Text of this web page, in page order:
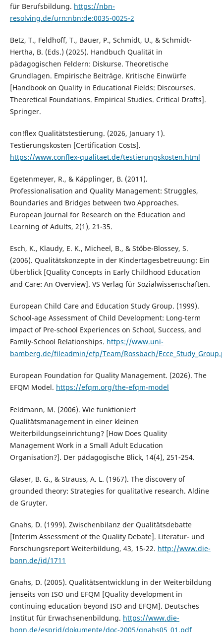
für Berufsbildung. https://nbn-
resolving.de/urn:nbn:de:0035-0025-2
Betz, T., Feldhoff, T., Bauer, P., Schmidt, U., & Schmidt-
Hertha, B. (Eds.) (2025). Handbuch Qualität in
pädagogischen Feldern: Diskurse. Theoretische
Grundlagen. Empirische Beiträge. Kritische Einwürfe
[Handbook on Quality in Educational Fields: Discourses.
Theoretical Foundations. Empirical Studies. Critical Drafts].
Springer.
con!flex Qualitätstestierung. (2026, January 1).
Testierungskosten [Certification Costs].
https://www.conflex-qualitaet.de/testierungskosten.html
Egetenmeyer, R., & Käpplinger, B. (2011).
Professionalisation and Quality Management: Struggles,
Boundaries and Bridges between two Approaches.
European Journal for Research on the Education and
Learning of Adults, 2(1), 21-35.
Esch, K., Klaudy, E. K., Micheel, B., & Stöbe-Blossey, S.
(2006). Qualitätskonzepte in der Kindertagesbetreuung: Ein
Überblick [Quality Concepts in Early Childhood Education
and Care: An Overview]. VS Verlag für Sozialwissenschaften.
European Child Care and Education Study Group. (1999).
School-age Assessment of Child Development: Long-term
impact of Pre-school Experiences on School, Success, and
Family-School Relationships. https://www.uni-
bamberg.de/fileadmin/efp/Team/Rossbach/
European Foundation for Quality Management. (2026). The
EFQM Model. https://efqm.org/the-efqm-model
Feldmann, M. (2006). Wie funktioniert
Qualitätsmanagement in einer kleinen
Weiterbildungseinrichtung? [How Does Quality
Management Work in a Small Adult Education
Organisation?]. Der pädagogische Blick, 14(4), 251-254.
Glaser, B. G., & Strauss, A. L. (1967). The discovery of
grounded theory: Strategies for qualitative research. Aldine
de Gruyter.
Gnahs, D. (1999). Zwischenbilanz der Qualitätsdebatte
[Interim Assessment of the Quality Debate]. Literatur- und
Forschungsreport Weiterbildung, 43, 15-22. http://www.die-
bonn.de/id/1711
Gnahs, D. (2005). Qualitätsentwicklung in der Weiterbildung
jenseits von ISO und EFQM [Quality development in
continuing education beyond ISO and EFQM]. Deutsches
Institut für Erwachsenenbildung. https://www.die-
bonn.de/esprid/dokumente/doc-2005/gnahs05_01.pdf